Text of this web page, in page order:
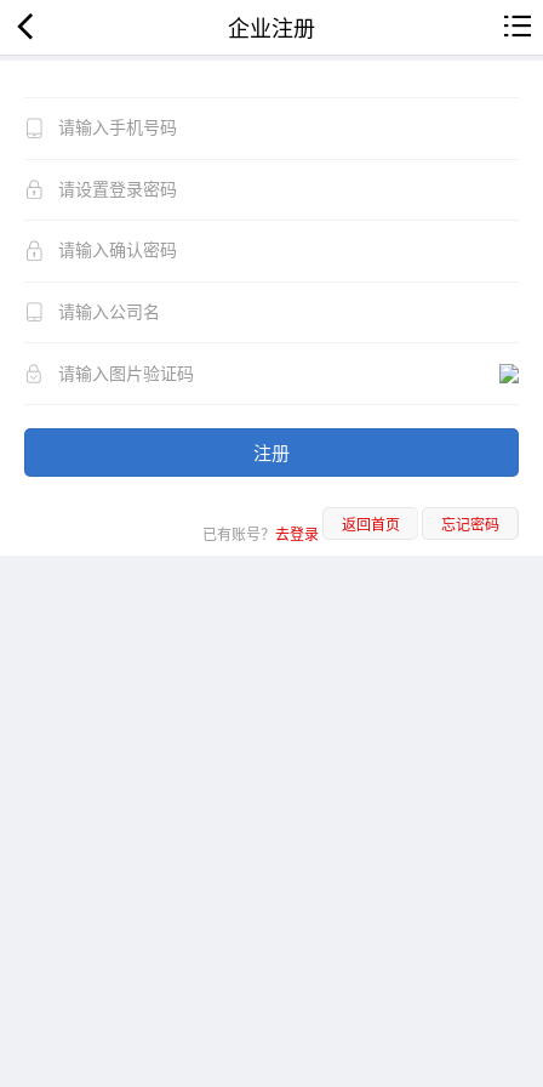
企业注册
注册
已有账号？ 去登录 返回首页 忘记密码